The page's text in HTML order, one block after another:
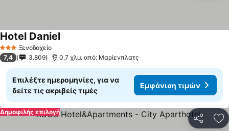
3 ΑστέριαΞενοδοχείο
Hotel Daniel
7,4 3.809 0.7 χλμ. από: Μαρίενπλατς
Επιλέξτε ημερομηνίες, για να
δείτε τις ακριβείς τιμές
Εμφάνιση τιμών
Δημοφιλής επιλογή